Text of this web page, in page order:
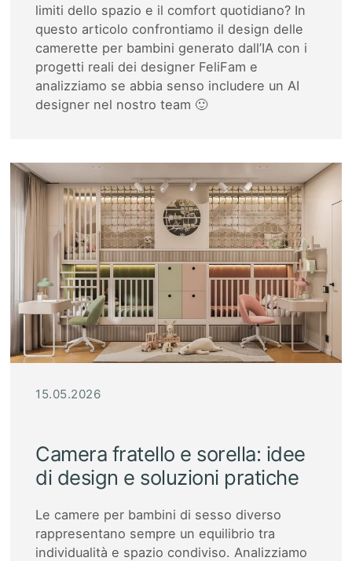
limiti dello spazio e il comfort quotidiano? In
questo articolo confrontiamo il design delle
camerette per bambini generato dall’IA con i
progetti reali dei designer FeliFam e
analizziamo se abbia senso includere un AI
designer nel nostro team 🙂
15.05.2026
Camera fratello e sorella: idee
di design e soluzioni pratiche
Le camere per bambini di sesso diverso
rappresentano sempre un equilibrio tra
individualità e spazio condiviso. Analizziamo